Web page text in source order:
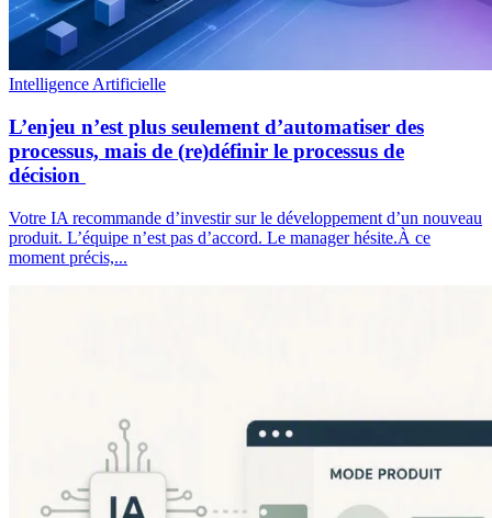
Intelligence Artificielle
L’enjeu n’est plus seulement d’automatiser des
processus, mais de (re)définir le processus de
décision
Votre IA recommande d’investir sur le développement d’un nouveau
produit. L’équipe n’est pas d’accord. Le manager hésite.À ce
moment précis,...